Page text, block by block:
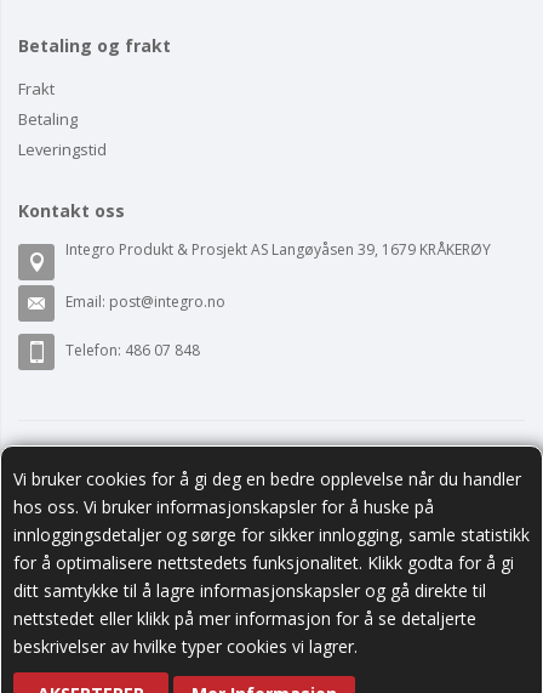
Vi bruker cookies for å gi deg en bedre opplevelse når du handler
hos oss. Vi bruker informasjonskapsler for å huske på
innloggingsdetaljer og sørge for sikker innlogging, samle statistikk
for å optimalisere nettstedets funksjonalitet. Klikk godta for å gi
ditt samtykke til å lagre informasjonskapsler og gå direkte til
nettstedet eller klikk på mer informasjon for å se detaljerte
beskrivelser av hvilke typer cookies vi lagrer.
Betaling og frakt
Frakt
Betaling
Leveringstid
Kontakt oss
Integro Produkt & Prosjekt AS Langøyåsen 39, 1679 KRÅKERØY
Email: post@integro.no
Telefon: 486 07 848
Følg oss